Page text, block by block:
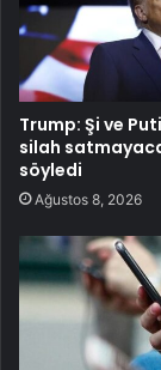
Trump: Şi ve
silah
söyledi
Ağustos 8, 2026